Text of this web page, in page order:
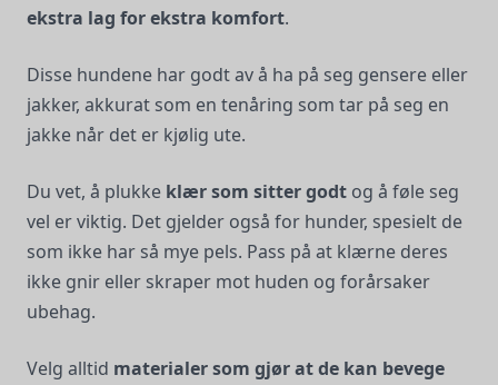
ekstra lag for ekstra komfort.
Disse hundene har godt av å ha på seg gensere eller
jakker, akkurat som en tenåring som tar på seg en
jakke når det er kjølig ute.
Du vet, å plukke klær som sitter godt og å føle seg
vel er viktig. Det gjelder også for hunder, spesielt de
som ikke har så mye pels. Pass på at klærne deres
ikke gnir eller skraper mot huden og forårsaker
ubehag.
Velg alltid materialer som gjør at de kan bevege